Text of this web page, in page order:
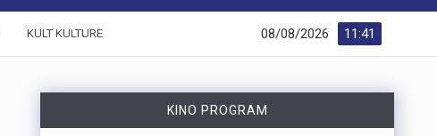
KULT KULTURE 11:41
08/08/2026
KINO PROGRAM